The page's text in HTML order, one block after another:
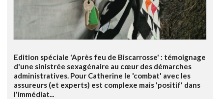
Edition spéciale 'Après feu de Biscarrosse' : témoignage
d'une sinistrée sexagénaire au cœur des démarches
administratives. Pour Catherine le 'combat' avec les
assureurs (et experts) est complexe mais 'positif' dans
l'immédiat...